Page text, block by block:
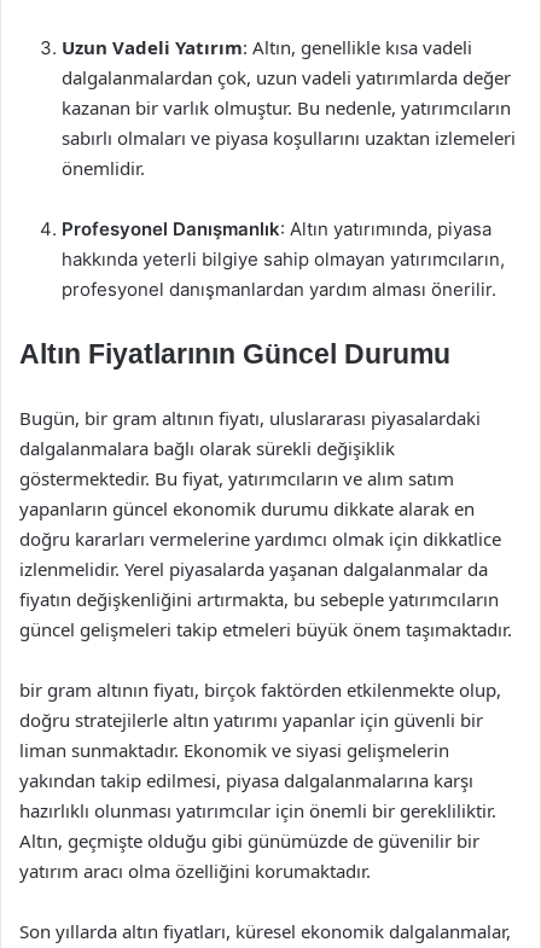
Uzun Vadeli Yatırım: Altın, genellikle kısa vadeli
dalgalanmalardan çok, uzun vadeli yatırımlarda değer
kazanan bir varlık olmuştur. Bu nedenle, yatırımcıların
sabırlı olmaları ve piyasa koşullarını uzaktan izlemeleri
önemlidir.
Profesyonel Danışmanlık: Altın yatırımında, piyasa
hakkında yeterli bilgiye sahip olmayan yatırımcıların,
profesyonel danışmanlardan yardım alması önerilir.
Altın Fiyatlarının Güncel Durumu
Bugün, bir gram altının fiyatı, uluslararası piyasalardaki
dalgalanmalara bağlı olarak sürekli değişiklik
göstermektedir. Bu fiyat, yatırımcıların ve alım satım
yapanların güncel ekonomik durumu dikkate alarak en
doğru kararları vermelerine yardımcı olmak için dikkatlice
izlenmelidir. Yerel piyasalarda yaşanan dalgalanmalar da
fiyatın değişkenliğini artırmakta, bu sebeple yatırımcıların
güncel gelişmeleri takip etmeleri büyük önem taşımaktadır.
bir gram altının fiyatı, birçok faktörden etkilenmekte olup,
doğru stratejilerle altın yatırımı yapanlar için güvenli bir
liman sunmaktadır. Ekonomik ve siyasi gelişmelerin
yakından takip edilmesi, piyasa dalgalanmalarına karşı
hazırlıklı olunması yatırımcılar için önemli bir gerekliliktir.
Altın, geçmişte olduğu gibi günümüzde de güvenilir bir
yatırım aracı olma özelliğini korumaktadır.
Son yıllarda altın fiyatları, küresel ekonomik dalgalanmalar,